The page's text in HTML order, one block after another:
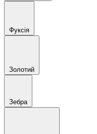
Фуксія
Золотий
Зебра